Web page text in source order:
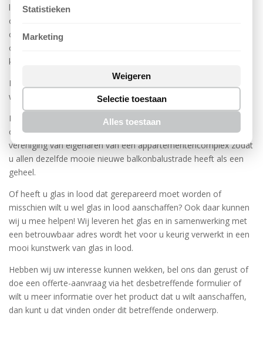
levering van spiegels, facet geslepen en bewerkt glas kunt u bij
ons terecht. Beslist u om over te gaan op
onderhoudsvriendelijke kozijnen, dan informeren wij u graag
over de brandwerende en Komo gecertificeerde
kunststofkozijnen van Wymar.
Doordat we in het bezit zijn van een eigen steiger, zijn
werkzaamheden op verdieping geen probleem voor ons.
Balkonbalustrades kunnen wij u individueel leveren maar dit kan
ook in de vorm van een partij, denk bijvoorbeeld aan een
vereniging van eigenaren van een appartementencomplex zodat
u allen dezelfde mooie nieuwe balkonbalustrade heeft als een
geheel.
Of heeft u glas in lood dat gerepareerd moet worden of
misschien wilt u wel glas in lood aanschaffen? Ook daar kunnen
wij u mee helpen! Wij leveren het glas en in samenwerking met
een betrouwbaar adres wordt het voor u keurig verwerkt in een
mooi kunstwerk van glas in lood.
Hebben wij uw interesse kunnen wekken, bel ons dan gerust of
doe een offerte-aanvraag via het desbetreffende formulier of
wilt u meer informatie over het product dat u wilt aanschaffen,
dan kunt u dat vinden onder dit betreffende onderwerp.
Statistieken
Marketing
Weigeren
Selectie toestaan
Alles toestaan